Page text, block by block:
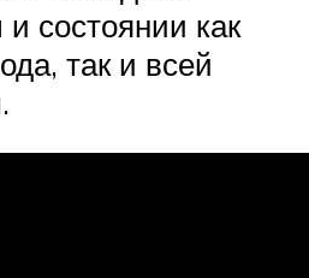
состоянии как
так и всей